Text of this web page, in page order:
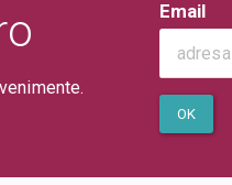
Email
OK